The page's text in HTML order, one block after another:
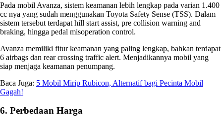
Pada mobil Avanza, sistem keamanan lebih lengkap pada varian 1.400
cc nya yang sudah menggunakan Toyota Safety Sense (TSS). Dalam
sistem tersebut terdapat hill start assist, pre collision warning and
braking, hingga pedal misoperation control.
Avanza memiliki fitur keamanan yang paling lengkap, bahkan terdapat
6 airbags dan rear crossing traffic alert. Menjadikannya mobil yang
siap menjaga keamanan penumpang.
Baca Juga: 5 Mobil Mirip Rubicon, Alternatif bagi Pecinta Mobil
Gagah!
6. Perbedaan Harga